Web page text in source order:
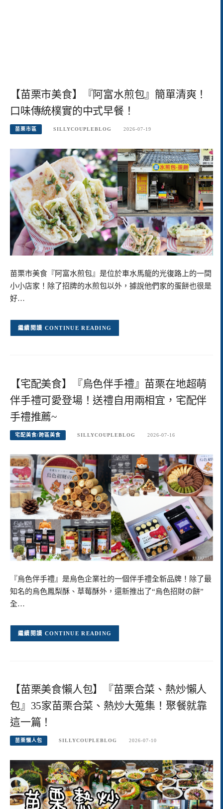
【苗栗市美食】『阿富水煎包』簡單清爽！
口味傳統樸實的中式早餐！
苗栗市區 SILLYCOUPLEBLOG 2026-07-19
苗栗市美食『阿富水煎包』是位於車水馬龍的光復路上的一間
小小店家！除了招牌的水煎包以外，據說他們家的蛋餅也很是
好…
CONTINUE READING
【宅配美食】『烏色伴手禮』苗栗在地超萌
伴手禮可愛登場！送禮自用兩相宜，宅配伴
手禮推薦~
宅配美食/跨區美食 SILLYCOUPLEBLOG 2026-07-16
『烏色伴手禮』是烏色企業社的一個伴手禮全新品牌！除了最
知名的烏色鳳梨酥、草莓酥外，還新推出了“烏色招財の餅”
全…
CONTINUE READING
【苗栗美食懶人包】『苗栗合菜、熱炒懶人
包』35家苗栗合菜、熱炒大蒐集！聚餐就靠
這一篇！
苗栗懶人包 SILLYCOUPLEBLOG 2026-07-10